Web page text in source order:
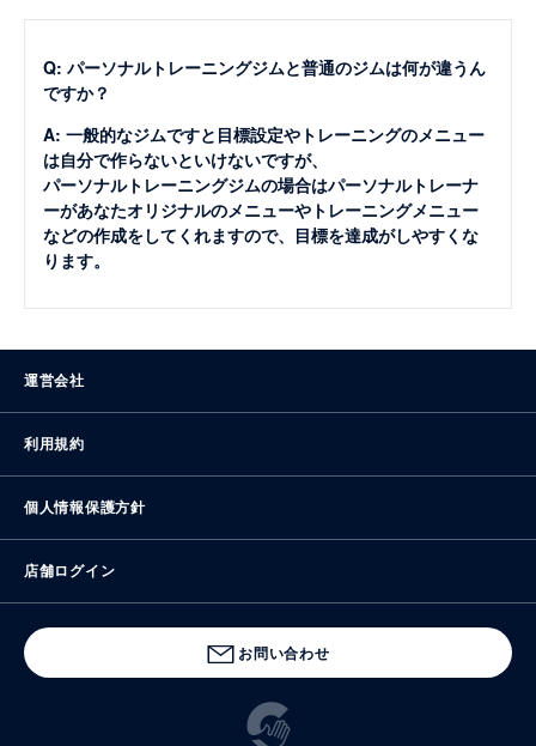
Q: パーソナルトレーニングジムと普通のジムは何が違うん
ですか？
A: 一般的なジムですと目標設定やトレーニングのメニュー
は自分で作らないといけないですが、
パーソナルトレーニングジムの場合はパーソナルトレーナ
ーがあなたオリジナルのメニューやトレーニングメニュー
などの作成をしてくれますので、目標を達成がしやすくな
ります。
運営会社
利用規約
個人情報保護方針
店舗ログイン
お問い合わせ